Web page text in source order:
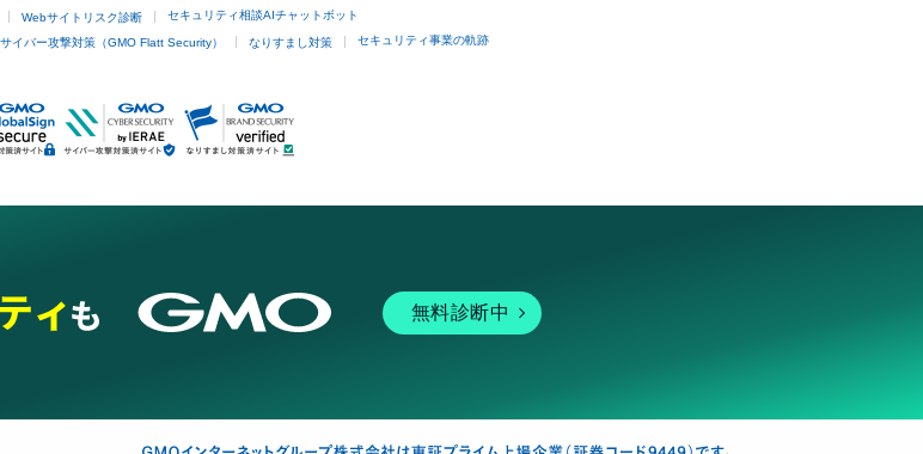
Webサイトリスク診断 セキュリティ相談AIチャットボット
サイバー攻撃対策（GMO Flatt Security） なりすまし対策 セキュリティ事業の軌跡
無料診断中